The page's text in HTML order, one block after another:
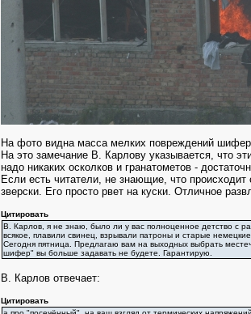
На фото видна масса мелких повреждений
На это замечание В. Карлову указывается, что
надо никаких осколков и гранатометов -
Если есть читатели, не знающие, что
зверски. Его просто рвет на куски. Отличное
Цитировать
В. Карлов, я не знаю, было ли у вас полноценное детство с
всякое, плавили свинец, взрывали патроны и старые
Сегодня пятница. Предлагаю вам на выходных выбрать
шифер" вы больше задавать не будете. Гарантирую.
В. Карлов отвечает:
Цитировать